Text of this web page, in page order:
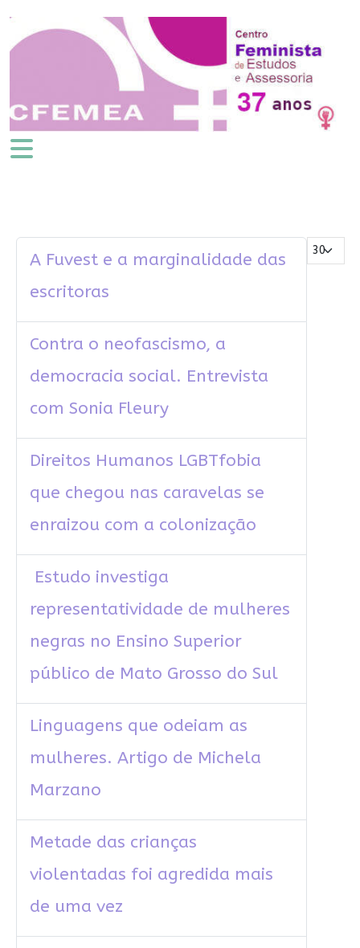
Mostrar #
A Fuvest e a marginalidade das
escritoras
Contra o neofascismo, a
democracia social. Entrevista
com Sonia Fleury
Direitos Humanos LGBTfobia
que chegou nas caravelas se
enraizou com a colonização
Estudo investiga
representatividade de mulheres
negras no Ensino Superior
público de Mato Grosso do Sul
Linguagens que odeiam as
mulheres. Artigo de Michela
Marzano
Metade das crianças
violentadas foi agredida mais
de uma vez